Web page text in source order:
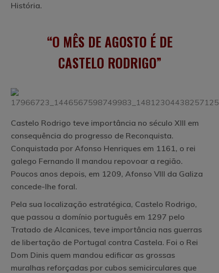
História.
O MÊS DE AGOSTO É DE
CASTELO RODRIGO
Castelo Rodrigo teve importância no século XIII em
consequência do progresso de Reconquista.
Conquistada por Afonso Henriques em 1161, o rei
galego Fernando II mandou repovoar a região.
Poucos anos depois, em 1209, Afonso VIII da Galiza
concede-lhe foral.
Pela sua localização estratégica, Castelo Rodrigo,
que passou a domínio português em 1297 pelo
Tratado de Alcanices, teve importância nas guerras
de libertação de Portugal contra Castela. Foi o Rei
Dom Dinis quem mandou edificar as grossas
muralhas reforçadas por cubos semicirculares que